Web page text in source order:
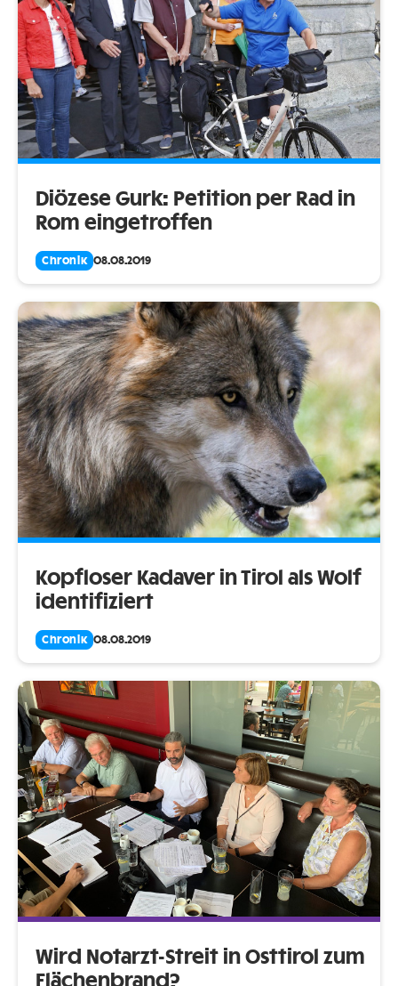
Diözese Gurk: Petition per Rad in
Rom eingetroffen
Chronik 08.08.2019
Kopfloser Kadaver in Tirol als Wolf
identifiziert
Chronik 08.08.2019
Wird Notarzt-Streit in Osttirol zum
Flächenbrand?